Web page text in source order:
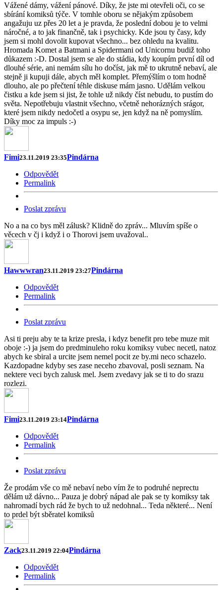
Vážené dámy, vážení pánové. Díky, že jste mi otevřeli oči, co se
sbírání komiksů týče. V tomhle oboru se nějakým způsobem
angažuju uz přes 20 let a je pravda, že poslední dobou je to velmi
náročné, a to jak finančně, tak i psychicky. Kde jsou ty časy, kdy
jsem si mohl dovolit kupovat všechno... bez ohledu na kvalitu.
Hromada Komet a Batmani a Spidermani od Unicornu budiž toho
důkazem :-D. Dostal jsem se ale do stádia, kdy koupím první díl od
dlouhé série, ani nemám sílu ho dočíst, jak mě to ukrutně nebaví, ale
stejně ji kupuji dále, abych měl komplet. Přemýšlím o tom hodně
dlouho, ale po přečtení téhle diskuse mám jasno. Udělám velkou
čistku a kde jsem si jist, že tohle už nikdy číst nebudu, to pustím do
světa. Nepotřebuju vlastnit všechno, včetně nehorázných srágor,
které jsem nikdy nedočetl a osypu se, jen když na ně pomyslím.
Díky moc za impuls :-)
Fimi23.11.2019 23:35Pindárna
Odpovědět
Permalink
Poslat zprávu
No a na co bys měl zálusk? Klidně do zpráv... Mluvím spíše o
věcech v čj i když i o Thorovi jsem uvažoval..
Hawwwran23.11.2019 23:27Pindárna
Odpovědět
Permalink
Poslat zprávu
Asi ti preju aby te ta krize presla, i kdyz benefit pro tebe muze mit
oboje :-) ja jsem do predminuleho roku komiksy vubec necetl, natoz
abych ke sbiral a urcite jsem nemel pocit ze by.mi neco schazelo.
Kazdopadne kdyby ses zase neceho zbavoval, posli seznam. Na
nektere veci bych zalusk mel. Jsem zvedavy jak se ti to do srazu
rozlezi.
Fimi23.11.2019 23:14Pindárna
Odpovědět
Permalink
Poslat zprávu
Že prodám vše co mě nebaví nebo vím že to podruhé neprectu
dělám už dávno... Pauza je dobrý nápad ale pak se ty komiksy tak
nahromadí bych rád že bych to už nedohnal... Teda některé... Není
to prdel být sběratel komiksů
Zack23.11.2019 22:04Pindárna
Odpovědět
Permalink